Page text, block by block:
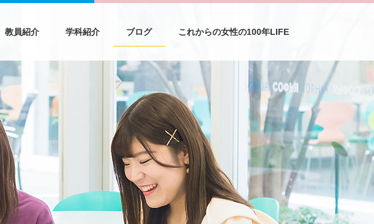
教員紹介 学科紹介 ブログ これからの女性の100年LIFE